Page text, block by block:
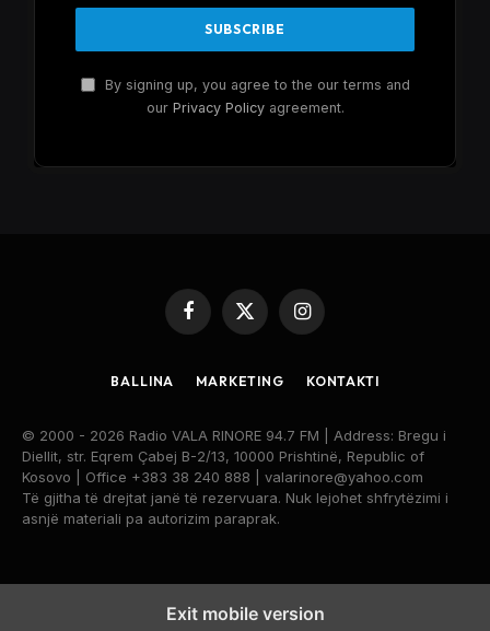
By signing up, you agree to the our terms and
our Privacy Policyagreement.
Facebook
X
(Twitter)
Instagram
BALLINA MARKETING KONTAKTI
© 2000 - 2026 Radio VALA RINORE 94.7 FM | Address: Bregu i
Diellit, str. Eqrem Çabej B-2/13, 10000 Prishtinë, Republic of
Kosovo | Office +383 38 240 888 | valarinore@yahoo.com
Të gjitha të drejtat janë të rezervuara. Nuk lejohet shfrytëzimi i
asnjë materiali pa autorizim paraprak.
Exit mobile version